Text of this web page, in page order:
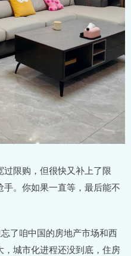
限购，但很快又补上了限
。你如果一直等，最后能不
了咱中国的房地产市场和西
城市化进程还没到底，住房